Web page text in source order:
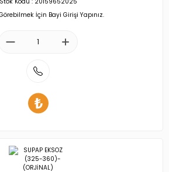
İçin Bayi Girişi Yapınız.